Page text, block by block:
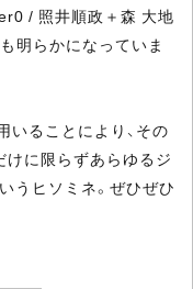
/ 照井順政＋森 大地
明らかになっていま
ることにより、その
けに限らずあらゆるジ
うヒソミネ。ぜひぜひ